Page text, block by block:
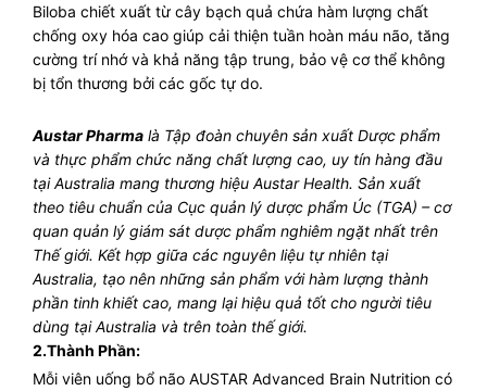
Biloba chiết xuất từ cây bạch quả chứa hàm lượng chất
chống oxy hóa cao giúp cải thiện tuần hoàn máu não, tăng
cường trí nhớ và khả năng tập trung, bảo vệ cơ thể không
bị tổn thương bởi các gốc tự do.
Austar Pharma là Tập đoàn chuyên sản xuất Dược phẩm
và thực phẩm chức năng chất lượng cao, uy tín hàng đầu
tại Australia mang thương hiệu Austar Health. Sản xuất
theo tiêu chuẩn của Cục quản lý dược phẩm Úc (TGA) – cơ
quan quản lý giám sát dược phẩm nghiêm ngặt nhất trên
Thế giới. Kết hợp giữa các nguyên liệu tự nhiên tại
Australia, tạo nên những sản phẩm với hàm lượng thành
phần tinh khiết cao, mang lại hiệu quả tốt cho người tiêu
dùng tại Australia và trên toàn thế giới.
2.Thành Phần:
Mỗi viên uống bổ não AUSTAR Advanced Brain Nutrition có